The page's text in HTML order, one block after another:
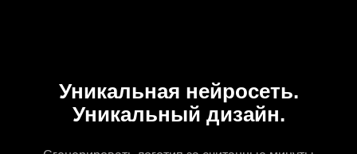
Уникальная нейросеть.
Уникальный дизайн.